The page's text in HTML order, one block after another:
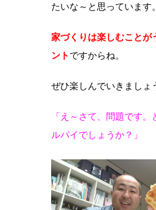
たいな～と思っています。
家づくりは楽しむことが
ント ですからね。
ぜひ楽しんでいきましょ
「え～さて、問題です
ルパイでしょうか？」